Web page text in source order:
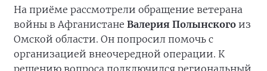
На приёме рассмотрели обращение ветерана
войны в Афганистане Валерия Полынского из
Омской области. Он попросил помочь с
организацией внеочередной операции. К
решению вопроса подключился региональный